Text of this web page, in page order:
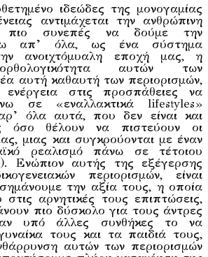
ιδεώδες της μονογαμίας
αντιμάχεται την ανθρώπινη
πιο συνεπές να δούμε την
απ’ όλα, ως ένα σύστημα
ανοιχτόμυαλη εποχή μας, η
αυτών των
αυτή καθαυτή των περιορισμών,
στις προσπάθειες να
σε «εναλλακτικά lifestyles»
όλα αυτά, που δεν είναι και
όσο θέλουν να πιστεύουν οι
μιας και συγκρούονται με έναν
ρεαλισμό πάνω σε τέτοιου
Ενώπιον αυτής της εξέγερσης
περιορισμών, είναι
την αξία τους, η οποία
στις αρνητικές τους επιπτώσεις,
πιο δύσκολο για τους άντρες
υπό άλλες συνθήκες το να
τους και τα παιδιά τους,
αυτών των περιορισμών